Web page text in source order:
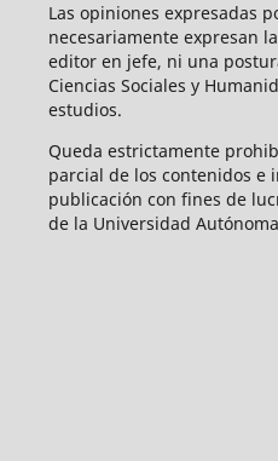
Las opiniones expresadas
necesariamente expresan
editor en jefe, ni una
Ciencias Sociales y
estudios.
Queda estrictamente
parcial de los contenidos e
publicación con fines de
de la Universidad